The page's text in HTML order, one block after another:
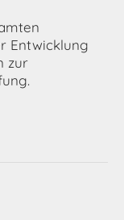
Entwicklung
zur